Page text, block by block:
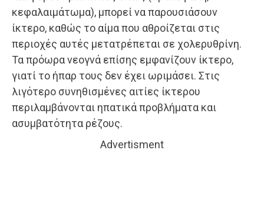
κεφαλαιμάτωμα), μπορεί να παρουσιάσουν
ίκτερο, καθώς το αίμα που αθροίζεται στις
περιοχές αυτές μετατρέπεται σε χολερυθρίνη.
Τα πρόωρα νεογνά επίσης εμφανίζουν ίκτερο,
γιατί το ήπαρ τους δεν έχει ωριμάσει. Στις
λιγότερο συνηθισμένες αιτίες ίκτερου
περιλαμβάνονται ηπατικά προβλήματα και
ασυμβατότητα ρέζους.
Advertisment